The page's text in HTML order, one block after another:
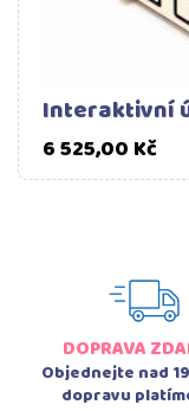
Interaktivní
6 525,00 KčCena
DOPRAVA
Objednejte nad
dopravu